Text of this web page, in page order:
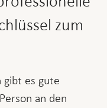
zum
gibt es gute
an den